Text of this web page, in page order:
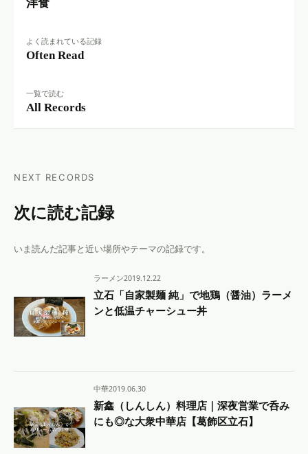
洋食
よく読まれている記録
Often Read
一覧で読む
All Records
NEXT RECORDS
次に読む記録
いま読んだ記事と近い場所やテーマの記録です。
ラーメン2019.12.22
立石「自家製麺 純」で地鶏（醤油）ラーメ
ンと低温チャーシュー丼
中華2019.06.30
新鑫（しんしん）料理店｜深夜営業で呑み
にも◎な大衆中華店【葛飾区立石】